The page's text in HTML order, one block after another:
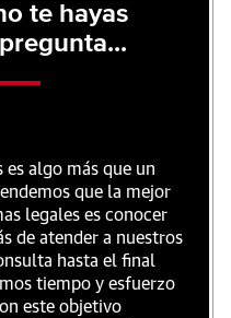
te hayas
algo más que un
que la mejor
legales es conocer
de atender a nuestros
hasta el final
tiempo y esfuerzo
este objetivo